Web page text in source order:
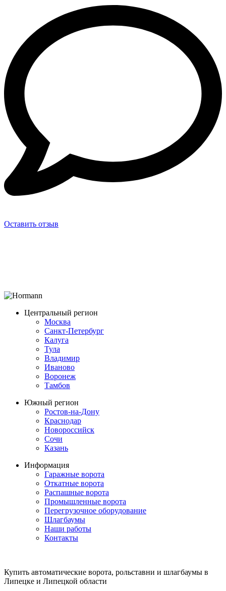
Оставить отзыв
Центральный регион
Москва
Санкт-Петербург
Калуга
Тула
Владимир
Иваново
Воронеж
Тамбов
Южный регион
Ростов-на-Дону
Краснодар
Новороссийск
Сочи
Казань
Информация
Гаражные ворота
Откатные ворота
Распашные ворота
Промышленные ворота
Перегрузочное оборудование
Шлагбаумы
Наши работы
Контакты
Купить автоматические ворота, рольставни и шлагбаумы в
Липецке и Липецкой области